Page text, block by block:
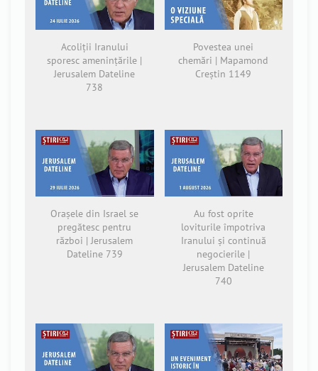
Acoliții Iranului
sporesc amenințările |
Jerusalem Dateline
738
Povestea unei
chemări | Mapamond
Creștin 1149
Orașele din Israel se
pregătesc pentru
război | Jerusalem
Dateline 739
Au fost oprite
loviturile împotriva
Iranului și continuă
negocierile |
Jerusalem Dateline
740